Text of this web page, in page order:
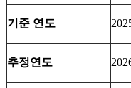
기준 연도
추정연도